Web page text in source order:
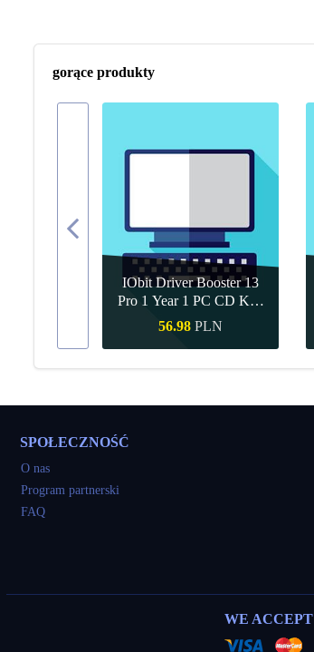
gorące produkty
IObit Driver Booster 13
Pro 1 Year 1 PC CD Key
Global
56.98 PLN
Szybki zakup
SPOŁECZNOŚĆ
O nas
Program partnerski
FAQ
WE ACCEPT